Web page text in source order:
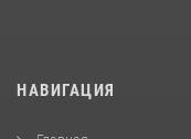
НАВИГАЦИЯ